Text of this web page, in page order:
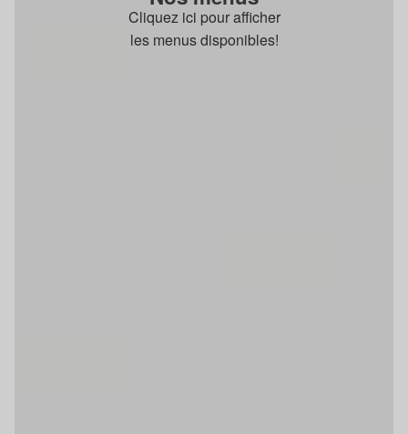
Cliquez ici pour afficher
les menus disponibles!